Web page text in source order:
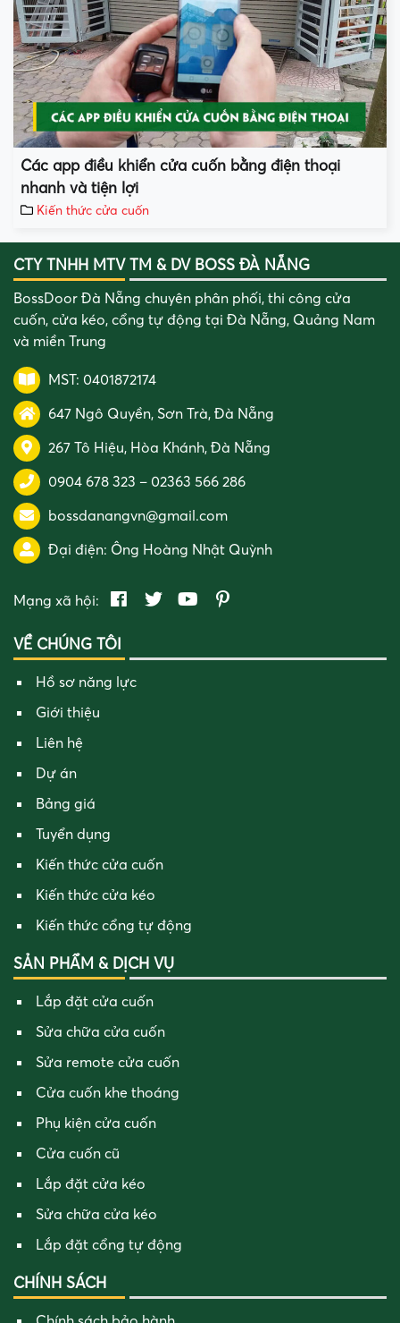
Các app điều khiển cửa cuốn bằng điện thoại
nhanh và tiện lợi
Kiến thức cửa cuốn
CTY TNHH MTV TM & DV BOSS ĐÀ NẴNG
BossDoor Đà Nẵng chuyên phân phối, thi công cửa
cuốn, cửa kéo, cổng tự động tại Đà Nẵng, Quảng Nam
và miền Trung
MST: 0401872174
647 Ngô Quyền, Sơn Trà, Đà Nẵng
267 Tô Hiệu, Hòa Khánh, Đà Nẵng
0904 678 323 – 02363 566 286
bossdanangvn@gmail.com
Đại điện: Ông Hoàng Nhật Quỳnh
Mạng xã hội:
VỀ CHÚNG TÔI
Hồ sơ năng lực
Giới thiệu
Liên hệ
Dự án
Bảng giá
Tuyển dụng
Kiến thức cửa cuốn
Kiến thức cửa kéo
Kiến thức cổng tự động
SẢN PHẨM & DỊCH VỤ
Lắp đặt cửa cuốn
Sửa chữa cửa cuốn
Sửa remote cửa cuốn
Cửa cuốn khe thoáng
Phụ kiện cửa cuốn
Cửa cuốn cũ
Lắp đặt cửa kéo
Sửa chữa cửa kéo
Lắp đặt cổng tự động
CHÍNH SÁCH